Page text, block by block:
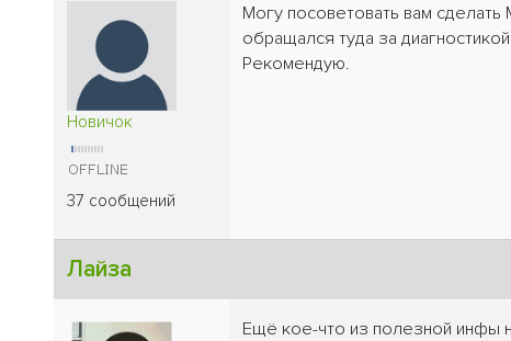
Новичок
37 сообщений
Могу посоветовать вам
обращался туда за
Рекомендую.
Лайза
Ещё кое-что из полезной инфы